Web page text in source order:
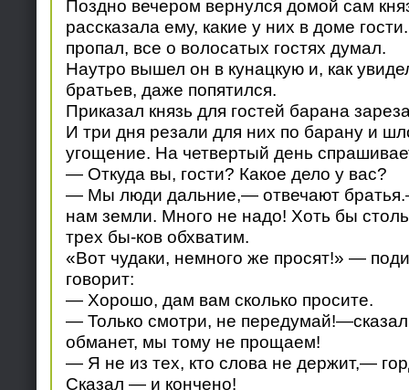
Поздно вечером вернулся домой сам
рассказала ему, какие у них в доме
пропал, все о волосатых гостях думал.
Наутро вышел он в кунацкую и, как
братьев, даже попятился.
Приказал князь для гостей барана
И три дня резали для них по барану и
угощение. На четвертый день
— Откуда вы, гости? Какое дело у вас?
— Мы люди дальние,— отвечают
нам земли. Много не надо! Хоть бы
трех бы-ков обхватим.
«Вот чудаки, немного же просят!» —
говорит:
— Хорошо, дам вам сколько просите.
— Только смотри, не
обманет, мы тому не прощаем!
— Я не из тех, кто слова не держит,—
Сказал — и кончено!